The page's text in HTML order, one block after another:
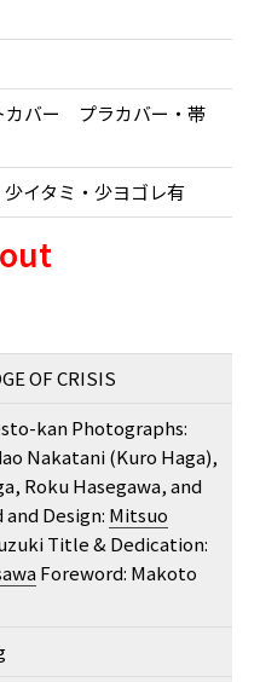
バー プラカバー・帯
イタミ・少ヨゴレ有
OF CRISIS
kan Photographs:
Nakatani (Kuro Haga),
Roku Hasegawa, and
Design: Mitsuo
Title & Dedication:
Foreword: Makoto